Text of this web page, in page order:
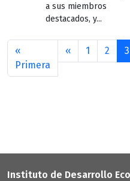
a sus miembros
destacados, y...
Paginación
«
Primera Primera página
‹‹Página
1 2 3
Instituto de Desarrollo